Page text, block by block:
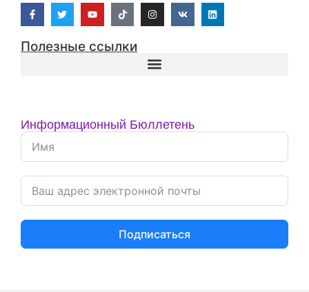
Полезные ссылки
Информационный Бюллетень
Подписаться